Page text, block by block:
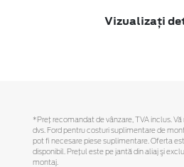
Vizualizați
*Preţ recomandat de vânzare, TVA inclus.
dvs. Ford pentru costuri suplimentare de
pot fi necesare piese suplimentare. Oferta
disponibil. Preţul este pe jantă din aliaj şi
montaj.